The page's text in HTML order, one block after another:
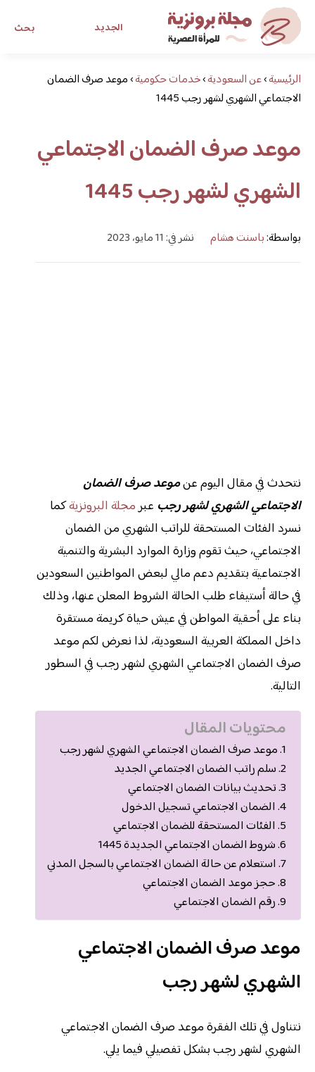
بحث الجديد
مجلة برونزية للفتاة العصريةالرئيسية›عن السعودية›خدمات حكومية›موعد صرف الضمان
الاجتماعي الشهري لشهر رجب 1445
موعد صرف الضمان الاجتماعي
الشهري لشهر رجب 1445
بواسطة:باسنت هشام نشر في: 11 مايو، 2023
نتحدث في مقال اليوم عنموعد صرف الضمان
الاجتماعي الشهري لشهر رجب عبرمجلة البرونزيةكما
نسرد الفئات المستحقة للراتب الشهري من الضمان
الاجتماعي، حيث تقوم وزارة الموارد البشرية والتنمية
الاجتماعية بتقديم دعم مالي لبعض المواطنين السعودين
في حالة أستيفاء طلب الحالة الشروط المعلن عنها، وذلك
بناء على أحقية المواطن في عيش حياة كريمة مستقرة
داخل المملكة العربية السعودية، لذا نعرض لكم موعد
صرف الضمان الاجتماعي الشهري لشهر رجب في السطور
التالية.
محتويات المقال
موعد صرف الضمان الاجتماعي الشهري لشهر رجب
سلم راتب الضمان الاجتماعي الجديد
تحديث بيانات الضمان الاجتماعي
الضمان الاجتماعي تسجيل الدخول
الفئات المستحقة للضمان الاجتماعي
شروط الضمان الاجتماعي الجديدة 1445
استعلام عن حالة الضمان الاجتماعي بالسجل المدني
حجز موعد الضمان الاجتماعي
رقم الضمان الاجتماعي
موعد صرف الضمان الاجتماعي
الشهري لشهر رجب
نتناول في تلك الفقرة موعد صرف الضمان الاجتماعي
الشهري لشهر رجب بشكل تفصيلي فيما يلي.